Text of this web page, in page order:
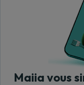
Maiia vous